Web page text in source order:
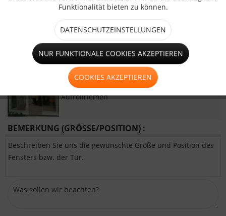
Hohlsaum
kleines Fenster (bis 1,25m²)
Tür mit 2xReißverschluss und
Aufrollriemen
BEMERKUNG (GRÖSSE/POSITION) :
Beschreiben Sie uns die gewünschte Größe und Position des
Fensters bzw. der Tür.
Funktionalität bieten zu können.
DATENSCHUTZEINSTELLUNGEN
NUR FUNKTIONALE COOKIES AKZEPTIEREN
COOKIES AKZEPTIEREN